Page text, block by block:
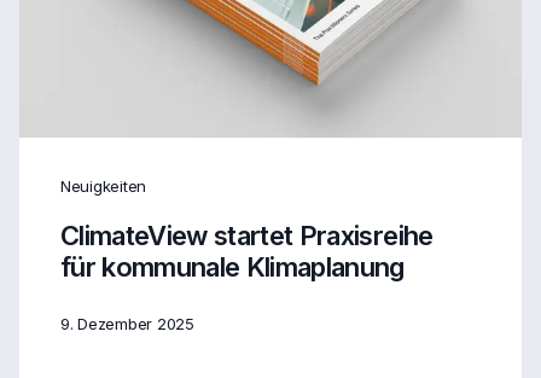
Neuigkeiten
ClimateView startet Praxisreihe
für kommunale Klimaplanung
9. Dezember 2025